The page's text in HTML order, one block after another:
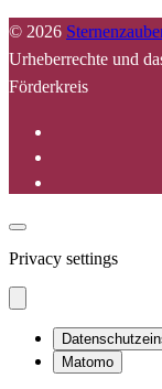
© 2026
Urheberrechte und
Förderkreis
Privacy settings
Matomo